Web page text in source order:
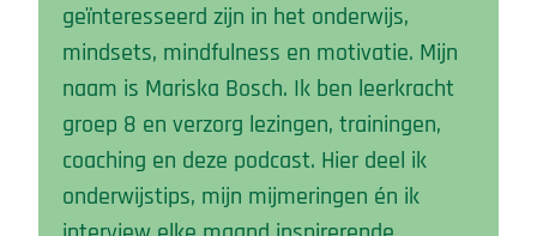
geïnteresseerd zijn in het onderwijs,
mindsets, mindfulness en motivatie. Mijn
naam is Mariska Bosch. Ik ben leerkracht
groep 8 en verzorg lezingen, trainingen,
coaching en deze podcast. Hier deel ik
onderwijstips, mijn mijmeringen én ik